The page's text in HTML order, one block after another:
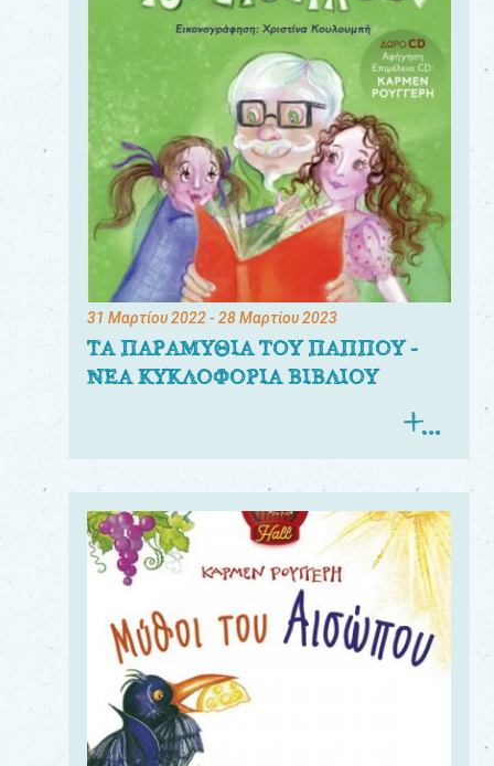
31 Μαρτίου 2022- 28 Μαρτίου 2023
ΤΑ ΠΑΡΑΜΥΘΙΑ ΤΟΥ ΠΑΠΠΟΥ -
ΝΕΑ ΚΥΚΛΟΦΟΡΙΑ ΒΙΒΛΙΟΥ